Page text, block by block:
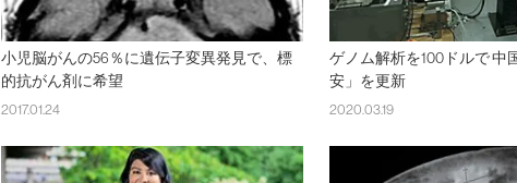
小児脳がんの56％に遺伝子変異発見で、標
的抗がん剤に希望
2017.01.24
ゲノム解析を100ドルで 中
安」を更新
2020.03.19